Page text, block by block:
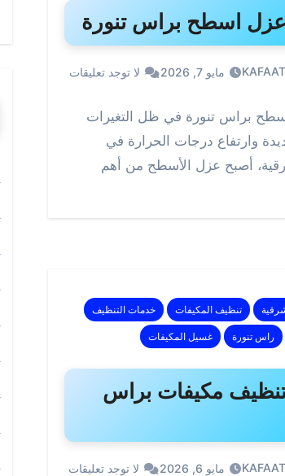
اسطح براس تنورة
مايو 7, 2026 لا توجد تعليقات
براس تنورة في ظل التغيرات
وارتفاع درجات الحرارة في
أصبح عزل الأسطح من أهم
تنظيف المكيفات خدمات التنظيف
راس تنورة غسيل المكيفات
مكيفات براس
مايو 6, 2026 لا توجد تعليقات